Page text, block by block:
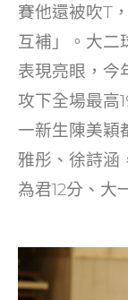
賽他還被吹T
互補」。大二
表現亮眼，今
攻下全場最高
一新生陳美穎
雅彤、徐詩涵
為君12分、大